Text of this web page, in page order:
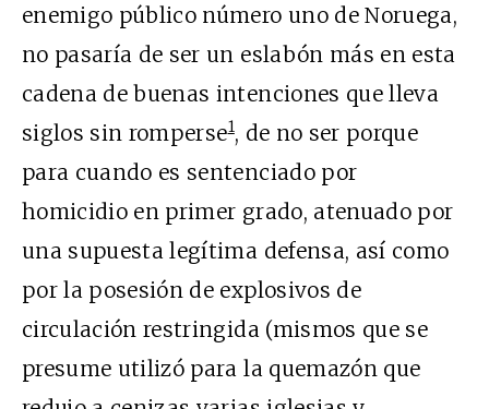
enemigo público número uno de Noruega,
no pasaría de ser un eslabón más en esta
cadena de buenas intenciones que lleva
siglos sin romperse1, de no ser porque
para cuando es sentenciado por
homicidio en primer grado, atenuado por
una supuesta legítima defensa, así como
por la posesión de explosivos de
circulación restringida (mismos que se
presume utilizó para la quemazón que